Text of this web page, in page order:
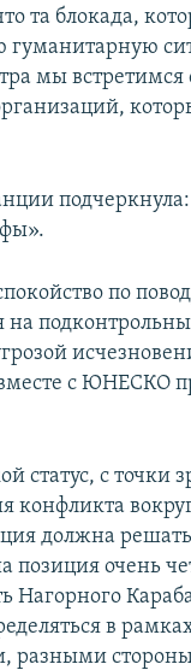
та блокада,
гуманитарную
мы встретимся
по
на
с ЮНЕСКО
статус, с
конфликта
должна
позиция очень
Нагорного
в
разными